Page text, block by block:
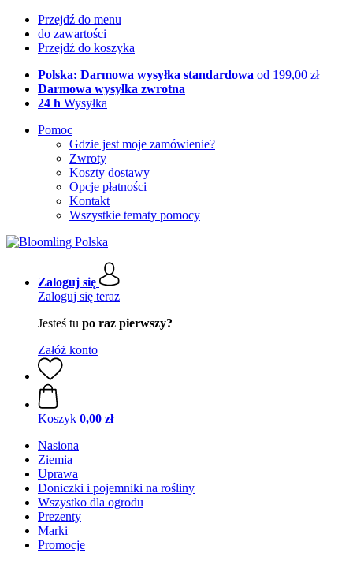
Przejdź do menu
do zawartości
Przejdź do koszyka
Polska: Darmowa wysyłka standardowa od 199,00 zł
Darmowa wysyłka zwrotna
24 h Wysyłka
Pomoc
Gdzie jest moje zamówienie?
Zwroty
Koszty dostawy
Opcje płatności
Kontakt
Wszystkie tematy pomocy
Zaloguj się
Zaloguj się teraz
Jesteś tu po raz pierwszy?
Załóż konto
Koszyk 0,00 zł
Nasiona
Ziemia
Uprawa
Doniczki i pojemniki na rośliny
Wszystko dla ogrodu
Prezenty
Marki
Promocje